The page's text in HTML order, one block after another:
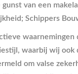
van een
Schippers
waarbij wij
om valse